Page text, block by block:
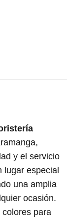
y el servicio
lugar especial
una amplia
ocasión.
para